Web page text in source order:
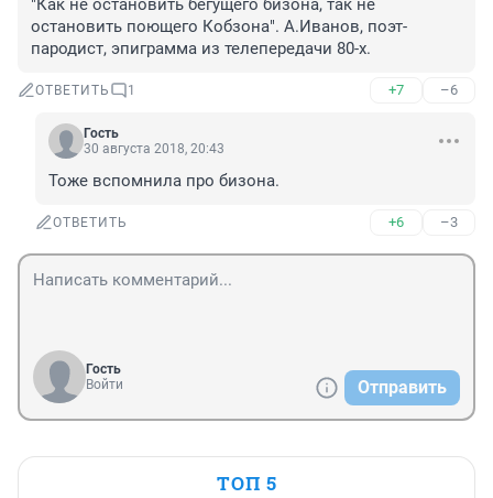
"Как не остановить бегущего бизона, так не
остановить поющего Кобзона". А.Иванов, поэт-
пародист, эпиграмма из телепередачи 80-х.
ОТВЕТИТЬ 1 +7 –6
Гость
30 августа 2018, 20:43
Тоже вспомнила про бизона.
ОТВЕТИТЬ +6 –3
Гость
Войти
Отправить
ТОП 5